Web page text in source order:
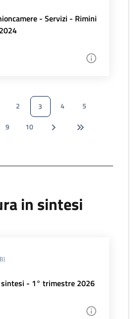
- Servizi - Rimini
2 3 4
5
9 10
in sintesi
- 1° trimestre 2026